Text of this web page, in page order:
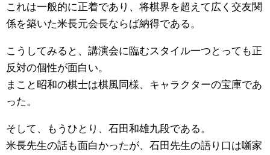
これは一般的に正着であり、将棋界を超えて広く交友関
係を築いた米長元会長ならば納得である。
こうしてみると、講演会に臨むスタイル一つとっても正
反対の個性が面白い。
まこと昭和の棋士は棋風同様、キャラクターの宝庫であ
った。
そして、もうひとり、石田和雄九段である。
米長先生の話も面白かったが、石田先生の語り口は噺家